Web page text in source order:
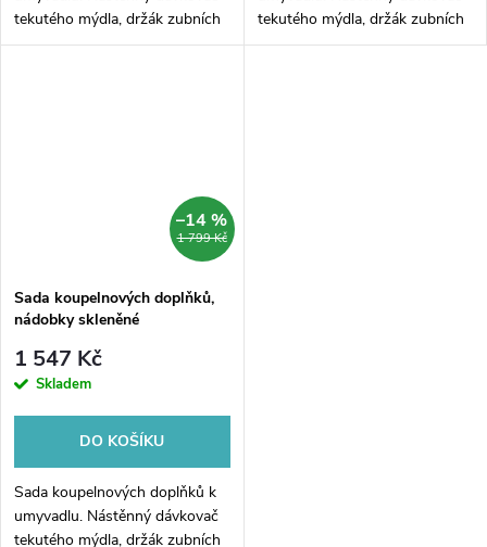
tekutého mýdla, držák zubních
kartáčků a dvojháček na
tekutého mýdla, držák zubních
kartáčků a dvojháček na
1 799 Kč
–14 %
Sada koupelnových doplňků,
nádobky skleněné
1 547 Kč
Skladem
DO KOŠÍKU
Sada koupelnových doplňků k
umyvadlu. Nástěnný dávkovač
tekutého mýdla, držák zubních